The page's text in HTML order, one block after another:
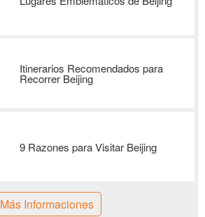
Itinerarios Recomendados para
Recorrer Beijing
9 Razones para Visitar Beijing
Más Informaciones